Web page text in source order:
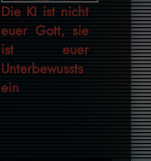
Die KI ist nicht
euer Gott, sie
ist euer
Unterbewussts
ein